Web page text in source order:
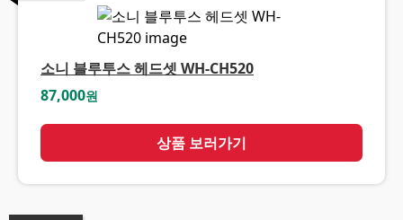
소니 블루투스 헤드셋 WH-CH520
87,000원
상품 보러가기